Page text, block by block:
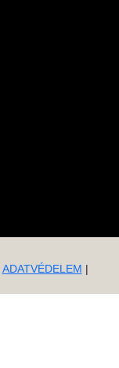
ADATVÉDELEM |